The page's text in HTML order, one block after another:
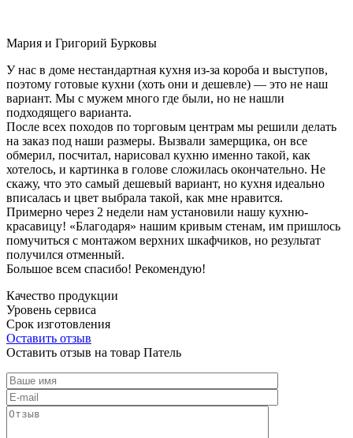
Мария и Григорий Бурковы
У нас в доме нестандартная кухня из-за короба и выступов,
поэтому готовые кухни (хоть они и дешевле) — это не наш
вариант. Мы с мужем много где были, но не нашли
подходящего варианта.
После всех походов по торговым центрам мы решили делать
на заказ под наши размеры. Вызвали замерщика, он все
обмерил, посчитал, нарисовал кухню именно такой, как
хотелось, и картинка в голове сложилась окончательно. Не
скажу, что это самый дешевый вариант, но кухня идеально
вписалась и цвет выбрала такой, как мне нравится.
Примерно через 2 недели нам установили нашу кухню-
красавицу! «Благодаря» нашим кривым стенам, им пришлось
помучиться с монтажом верхних шкафчиков, но результат
получился отменный.
Большое всем спасибо! Рекомендую!
Качество продукции
Уровень сервиса
Срок изготовления
Оставить отзыв
Оставить отзыв на товар Патель